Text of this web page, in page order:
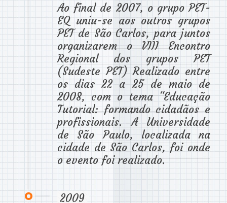
Ao final de 2007, o grupo PET-
EQ uniu-se aos outros grupos
PET de São Carlos, para juntos
organizarem o VIII Encontro
Regional dos grupos PET
(Sudeste PET) Realizado entre
os dias 22 a 25 de maio de
2008, com o tema "Educação
Tutorial: formando cidadãos e
profissionais. A Universidade
de São Paulo, localizada na
cidade de São Carlos, foi onde
o evento foi realizado.
2009